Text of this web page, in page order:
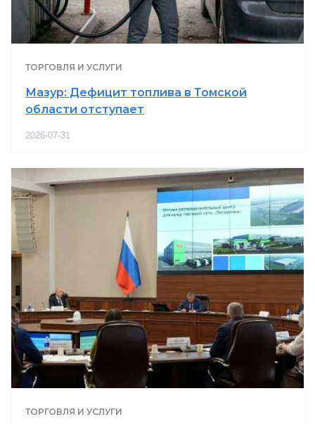
ТОРГОВЛЯ И УСЛУГИ
Мазур: Дефицит топлива в Томской
области отступает
2026-07-31
ТОРГОВЛЯ И УСЛУГИ